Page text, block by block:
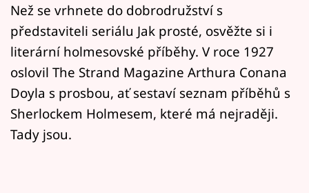
Přihlášení
Sledujte nás
Než se vrhnete do dobrodružství s
představiteli seriálu Jak prosté, osvěžte si i
literární holmesovské příběhy. V roce 1927
oslovil The Strand Magazine Arthura Conana
Doyla s prosbou, ať sestaví seznam příběhů s
Sherlockem Holmesem, které má nejraději.
Tady jsou.